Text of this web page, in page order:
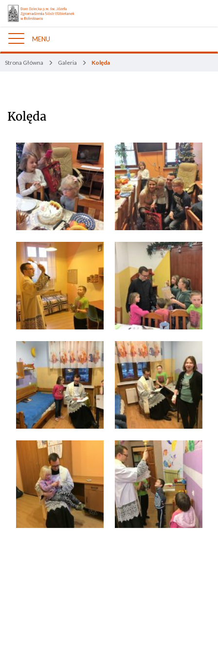
Nawigacja
MENU
Strona Główna Galeria Kolęda
Kolęda